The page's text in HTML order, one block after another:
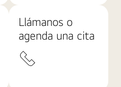
Llámanos o
agenda una cita